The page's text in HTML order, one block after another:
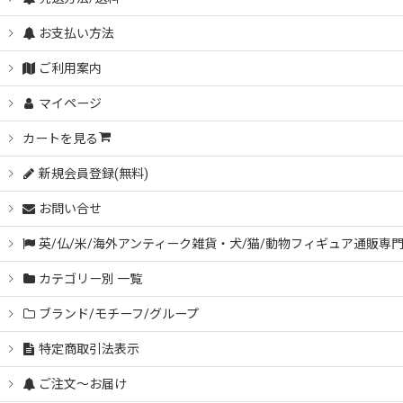
お支払い方法
ご利用案内
マイページ
カートを見る
新規会員登録(無料)
お問い合せ
英/仏/米/海外アンティーク雑貨・犬/猫/動物フィギュア通販専
カテゴリー別 一覧
ブランド/モチーフ/グループ
特定商取引法表示
ご注文～お届け